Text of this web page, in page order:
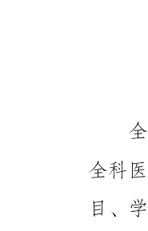
一、临床实习